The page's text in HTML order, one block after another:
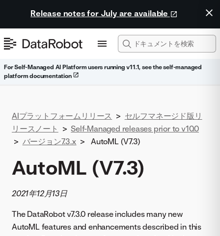
Release notes for July are available
For Self-Managed AI Platform users running v11.1, see the self-managed
platform documentation
AIプラットフォームリリース > セルフマネージド版リ
リースノート
> Self-Managed releases prior to v10.0
> バージョン7.3.x > AutoML (V7.3)
AutoML (V7.3)
2021年12月13日
The DataRobot v7.3.0 release includes many new
AutoML features and enhancements described in this